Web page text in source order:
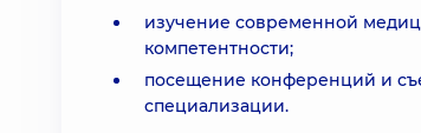
изучение современной
компетентности;
посещение конференций и
специализации.